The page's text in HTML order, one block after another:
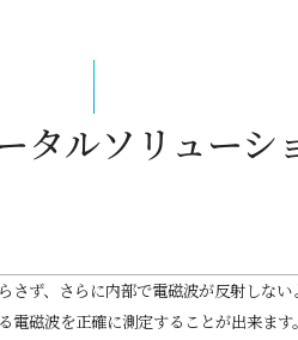
タルソリューシ
ず、さらに内部で電磁波が反射しな
磁波を正確に測定することが出来ます。